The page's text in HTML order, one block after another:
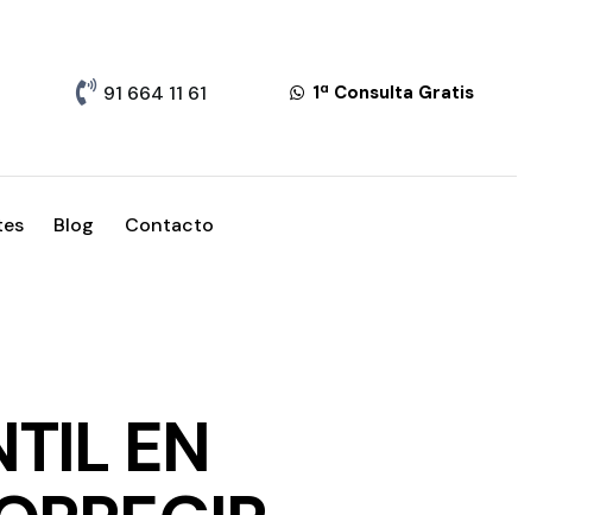
91 664 11 61 1ª Consulta Gratis
Blog Contacto
EN